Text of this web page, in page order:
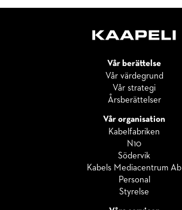
Vår berättelse
Vår värdegrund
Vår strategi
Årsberättelser
Vår organisation
Kabelfabriken
N10
Södervik
Kabels Mediacentrum Ab
Personal
Styrelse